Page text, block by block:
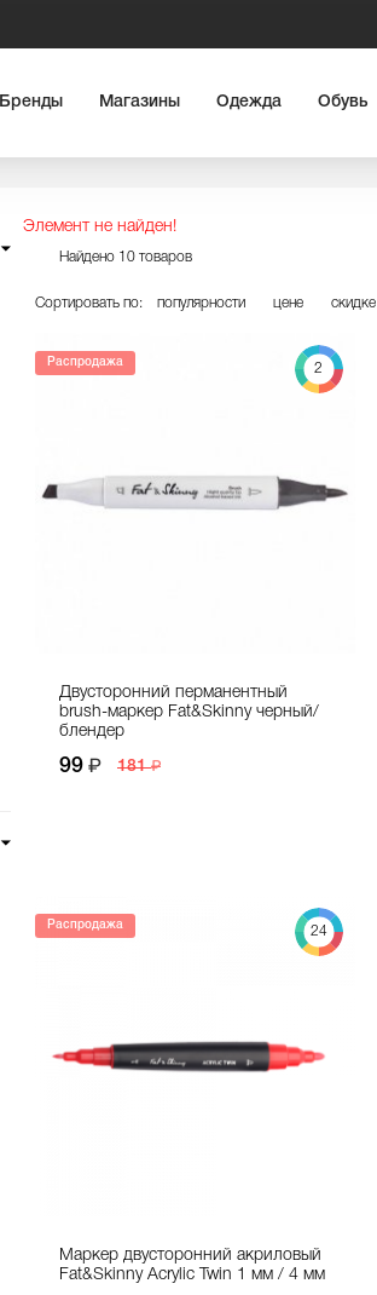
Бренды Магазины Одежда Обувь
Элемент не найден!
Найдено 10 товаров
Сортировать по: популярности цене скидке
2
Распродажа
Двусторонний перманентный
brush-маркер Fat&Skinny черный/
блендер
99 181
24
Распродажа
Маркер двусторонний акриловый
Fat&Skinny Acrylic Twin 1 мм / 4 мм